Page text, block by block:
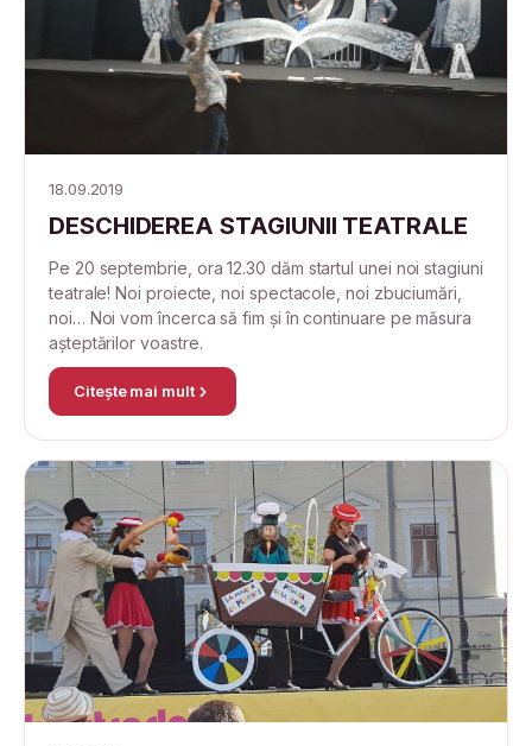
18.09.2019
DESCHIDEREA STAGIUNII TEATRALE
Pe 20 septembrie, ora 12.30 dăm startul unei noi stagiuni
teatrale! Noi proiecte, noi spectacole, noi zbuciumări,
noi… Noi vom încerca să fim și în continuare pe măsura
așteptărilor voastre.
Citește mai mult